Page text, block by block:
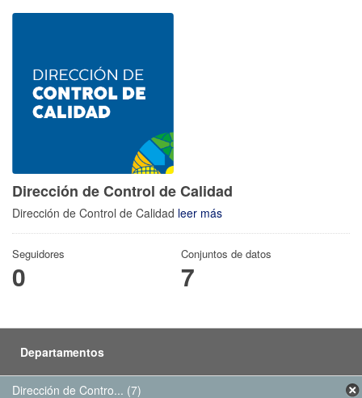
Dirección de Control de Calidad
Dirección de Control de Calidad leer más
Seguidores
0
Conjuntos de datos
7
Departamentos
Dirección de Contro... (7)